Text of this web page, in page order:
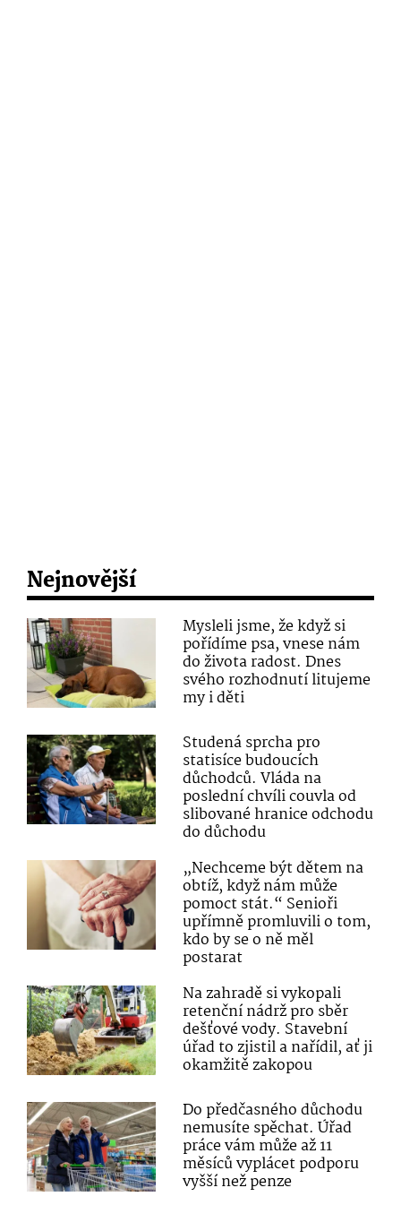
Nejnovější
Mysleli jsme, že když si
pořídíme psa, vnese nám
do života radost. Dnes
svého rozhodnutí litujeme
my i děti
Studená sprcha pro
statisíce budoucích
důchodců. Vláda na
poslední chvíli couvla od
slibované hranice odchodu
do důchodu
„Nechceme být dětem na
obtíž, když nám může
pomoct stát.“ Senioři
upřímně promluvili o tom,
kdo by se o ně měl
postarat
Na zahradě si vykopali
retenční nádrž pro sběr
dešťové vody. Stavební
úřad to zjistil a nařídil, ať ji
okamžitě zakopou
Do předčasného důchodu
nemusíte spěchat. Úřad
práce vám může až 11
měsíců vyplácet podporu
vyšší než penze